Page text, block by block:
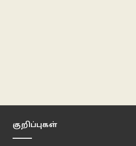
குறிப்புகள்